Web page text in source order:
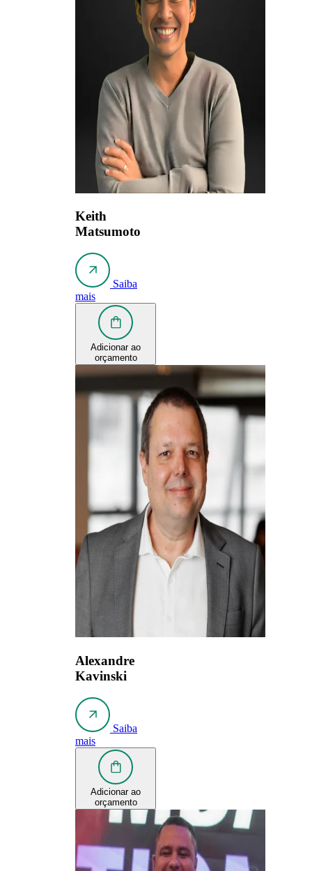
Keith
Matsumoto
Saiba
mais
Adicionar ao
orçamento
Alexandre
Kavinski
Saiba
mais
Adicionar ao
orçamento